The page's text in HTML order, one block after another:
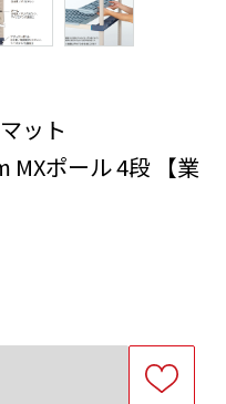
ット
ポール 4段 【業